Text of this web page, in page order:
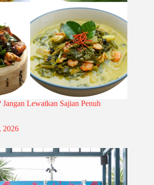
Lewatkan Sajian Penuh
2026